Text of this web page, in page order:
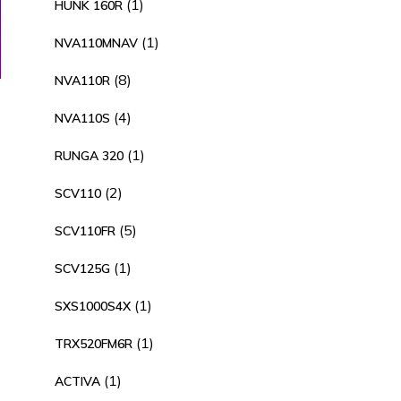
HUNK 160R 11
NVA110MNAV 11
NVA110R 88
NVA110S 44
RUNGA 320 11
SCV110 22
SCV110FR 55
SCV125G 11
SXS1000S4X 11
TRX520FM6R 11
ACTIVA 11